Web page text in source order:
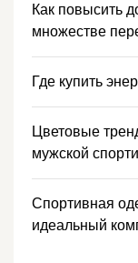
Как повысить
множестве
Где купить
Цветовые
мужской
Спортивная
идеальный